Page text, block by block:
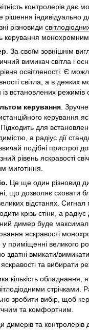
контролерів дає
рішення індивідуально
різновиди
керування монохромним
. За своїм зовнішнім
вимикач світла і
освітленості. Є
світла, а в деяких
встановлених режимів
керування .
керування
для
а радіус дії
подібні пристрої
рівень яскравості
миготіння.
Це ще один різновид
що дозволяє сховати
відстанях. Сигнал
крізь стіни, а радіус
димер буде
яскравості
у приміщенні великого
здатні вмикати/вимикати
та вибирати
кількість обладнання,
стрічками.
зробити вибір, щоб
та комфортним.